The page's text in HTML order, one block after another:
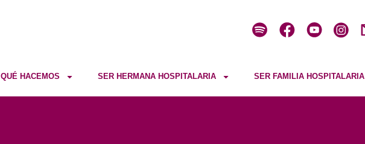
QUÉ HACEMOS SER HERMANA HOSPITALARIA SER FAMILIA HOSPITALARIA